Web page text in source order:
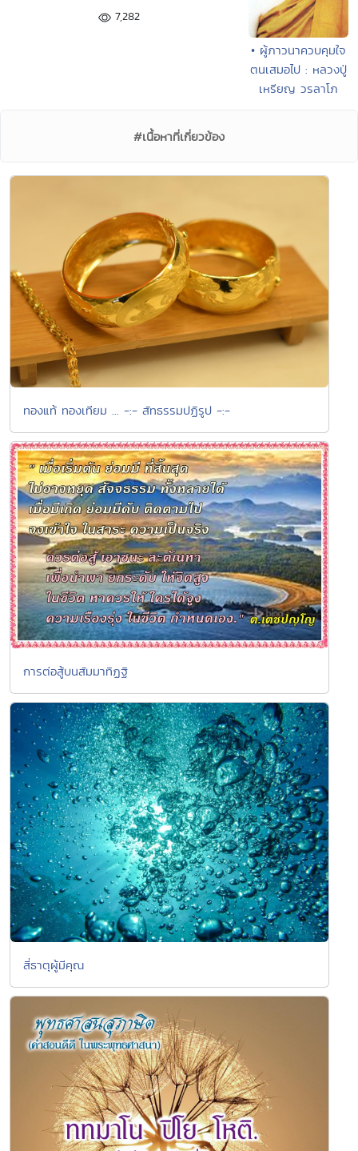
7,282
• ผู้ภาวนาควบคุมใจ
ตนเสมอไป : หลวงปู่
เหรียญ วรลาโภ
#เนื้อหาที่เกี่ยวข้อง
ทองแท้ ทองเทียม ... -:- สัทธรรมปฏิรูป -:-
การต่อสู้บนสัมมาทิฏฐิ
สี่ธาตุผู้มีคุณ